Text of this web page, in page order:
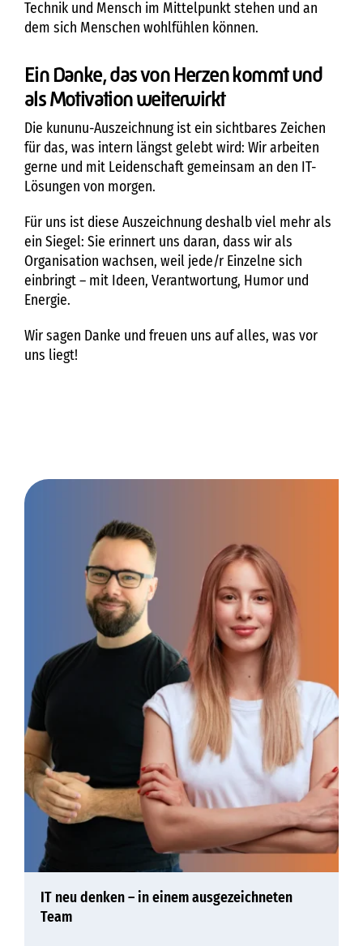
Technik und Mensch im Mittelpunkt stehen und an
dem sich Menschen wohlfühlen können.
Ein Danke, das von Herzen kommt und
als Motivation weiterwirkt
Die kununu-Auszeichnung ist ein sichtbares Zeichen
für das, was intern längst gelebt wird: Wir arbeiten
gerne und mit Leidenschaft gemeinsam an den IT-
Lösungen von morgen.
Für uns ist diese Auszeichnung deshalb viel mehr als
ein Siegel: Sie erinnert uns daran, dass wir als
Organisation wachsen, weil jede/r Einzelne sich
einbringt – mit Ideen, Verantwortung, Humor und
Energie.
Wir sagen Danke und freuen uns auf alles, was vor
uns liegt!
IT neu denken – in einem ausgezeichneten
Team